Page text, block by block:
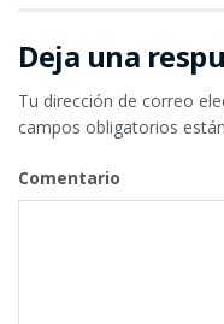
Deja una
Tu dirección de correo
campos obligatorios
Comentario